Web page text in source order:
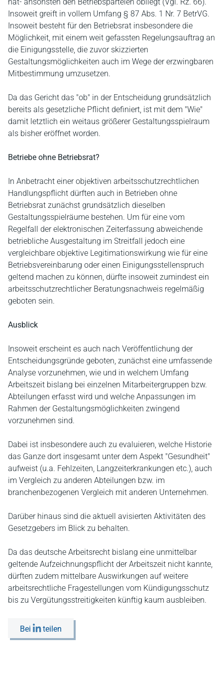
Insoweit greift in vollem Umfang § 87 Abs. 1 Nr. 7 BetrVG.
Insoweit besteht für den Betriebsrat insbesondere die
Möglichkeit, mit einem weit gefassten Regelungsauftrag an
die Einigungsstelle, die zuvor skizzierten
Gestaltungsmöglichkeiten auch im Wege der erzwingbaren
Mitbestimmung umzusetzen.
Da das Gericht das "ob" in der Entscheidung grundsätzlich
bereits als gesetzliche Pflicht definiert, ist mit dem "Wie"
damit letztlich ein weitaus größerer Gestaltungsspielraum
als bisher eröffnet worden.
Betriebe ohne Betriebsrat?
In Anbetracht einer objektiven arbeitsschutzrechtlichen
Handlungspflicht dürften auch in Betrieben ohne
Betriebsrat zunächst grundsätzlich dieselben
Gestaltungsspielräume bestehen. Um für eine vom
Regelfall der elektronischen Zeiterfassung abweichende
betriebliche Ausgestaltung im Streitfall jedoch eine
vergleichbare objektive Legitimationswirkung wie für eine
Betriebsvereinbarung oder einen Einigungsstellenspruch
geltend machen zu können, dürfte insoweit zumindest ein
arbeitsschutzrechtlicher Beratungsnachweis regelmäßig
geboten sein.
Ausblick
Insoweit erscheint es auch nach Veröffentlichung der
Entscheidungsgründe geboten, zunächst eine umfassende
Analyse vorzunehmen, wie und in welchem Umfang
Arbeitszeit bislang bei einzelnen Mitarbeitergruppen bzw.
Abteilungen erfasst wird und welche Anpassungen im
Rahmen der Gestaltungsmöglichkeiten zwingend
vorzunehmen sind.
Dabei ist insbesondere auch zu evaluieren, welche Historie
das Ganze dort insgesamt unter dem Aspekt "Gesundheit"
aufweist (u.a. Fehlzeiten, Langzeiterkrankungen etc.), auch
im Vergleich zu anderen Abteilungen bzw. im
branchenbezogenen Vergleich mit anderen Unternehmen.
Darüber hinaus sind die aktuell avisierten Aktivitäten des
Gesetzgebers im Blick zu behalten.
Da das deutsche Arbeitsrecht bislang eine unmittelbar
geltende Aufzeichnungspflicht der Arbeitszeit nicht kannte,
dürften zudem mittelbare Auswirkungen auf weitere
arbeitsrechtliche Fragestellungen vom Kündigungsschutz
bis zu Vergütungsstreitigkeiten künftig kaum ausbleiben.
Bei teilen